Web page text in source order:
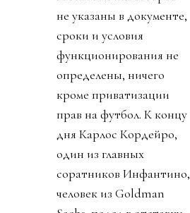
не указаны в документе,
сроки и условия
функционирования не
определены, ничего
кроме приватизации
прав на футбол. К концу
дня Карлос Кордейро,
один из главных
соратников Инфантино,
человек из Goldman